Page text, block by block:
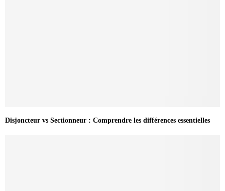
Disjoncteur vs Sectionneur : Comprendre les différences essentielles